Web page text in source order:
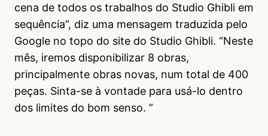
cena de todos os trabalhos do Studio Ghibli em
sequência”, diz uma mensagem traduzida pelo
Google no topo do site do Studio Ghibli. “Neste
mês, iremos disponibilizar 8 obras,
principalmente obras novas, num total de 400
peças. Sinta-se à vontade para usá-lo dentro
dos limites do bom senso. ”